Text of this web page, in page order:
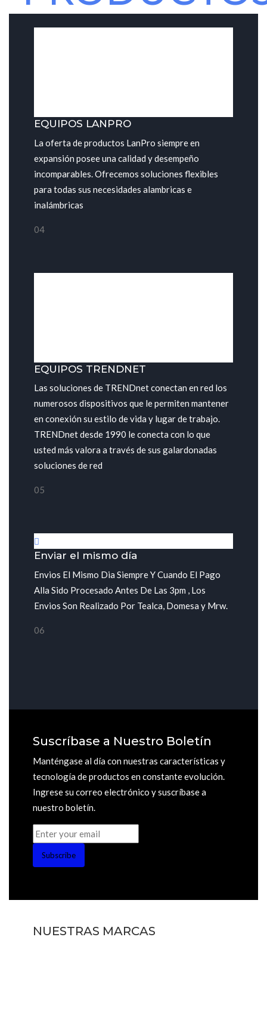
EQUIPOS LANPRO
La oferta de productos LanPro siempre en
expansión posee una calidad y desempeño
incomparables. Ofrecemos soluciones flexibles
para todas sus necesidades alambricas e
inalámbricas
04
EQUIPOS TRENDNET
Las soluciones de TRENDnet conectan en red los
numerosos dispositivos que le permiten mantener
en conexión su estilo de vida y lugar de trabajo.
TRENDnet desde 1990 le conecta con lo que
usted más valora a través de sus galardonadas
soluciones de red
05
Enviar el mismo día
Envios El Mismo Dia Siempre Y Cuando El Pago
Alla Sido Procesado Antes De Las 3pm , Los
Envios Son Realizado Por Tealca, Domesa y Mrw.
06
Suscríbase a Nuestro Boletín
Manténgase al día con nuestras características y
tecnología de productos en constante evolución.
Ingrese su correo electrónico y suscríbase a
nuestro boletín.
Subscribe
NUESTRAS MARCAS